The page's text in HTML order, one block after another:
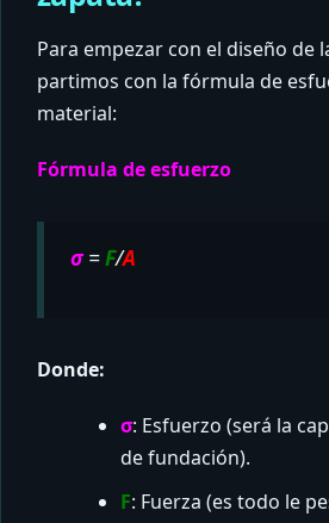
Para empezar con el diseño de
partimos con la fórmula de
material:
Fórmula de esfuerzo
σ=F/A
Donde:
σ: Esfuerzo (será la
de fundación).
F: Fuerza (es todo le